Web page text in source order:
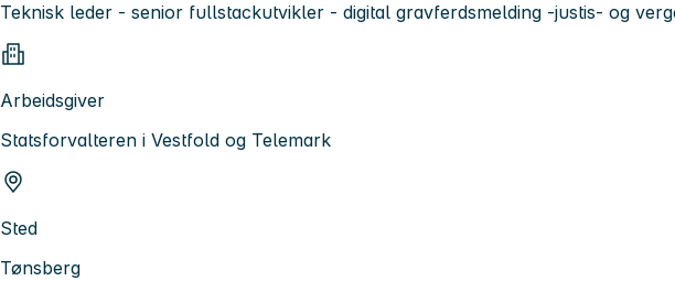
Teknisk leder - senior fullstackutvikler - digital gravferdsmelding -justis- og
Arbeidsgiver
Statsforvalteren i Vestfold og Telemark
Sted
Tønsberg